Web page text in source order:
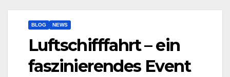
BLOG NEWS
Luftschifffahrt – ein
faszinierendes Event